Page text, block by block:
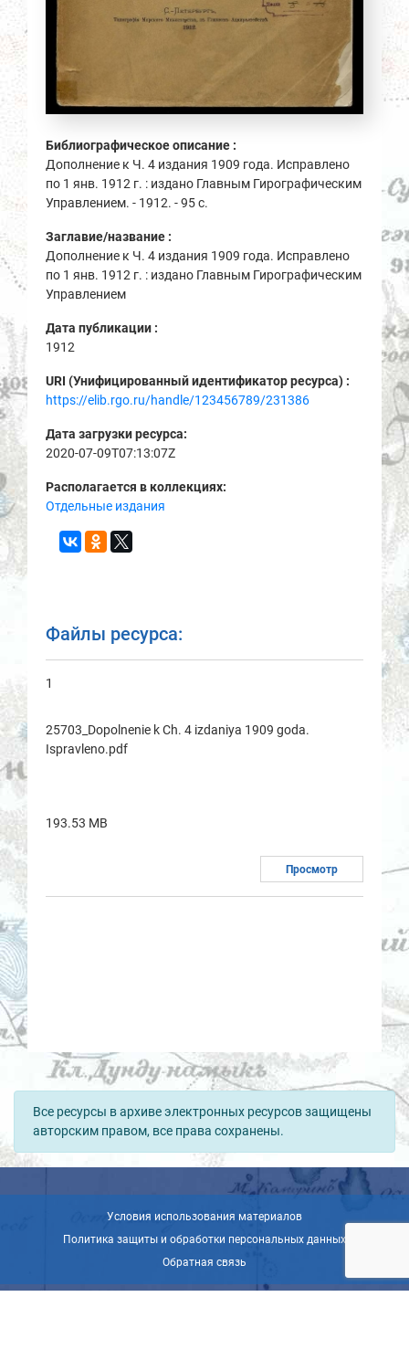
Библиографическое описание :
Дополнение к Ч. 4 издания 1909 года. Исправлено
по 1 янв. 1912 г. : издано Главным Гирографическим
Управлением. - 1912. - 95 с.
Заглавие/название :
Дополнение к Ч. 4 издания 1909 года. Исправлено
по 1 янв. 1912 г. : издано Главным Гирографическим
Управлением
Дата публикации :
1912
URI (Унифицированный идентификатор ресурса) :
https://elib.rgo.ru/handle/123456789/231386
Дата загрузки ресурса:
2020-07-09T07:13:07Z
Располагается в коллекциях:
Отдельные издания
Файлы ресурса:
1
25703_Dopolnenie k Ch. 4 izdaniya 1909 goda.
Ispravleno.pdf
193.53 MB
Просмотр
Все ресурсы в архиве электронных ресурсов защищены
авторским правом, все права сохранены.
Условия использования материалов
Политика защиты и обработки персональных данных
Обратная связь